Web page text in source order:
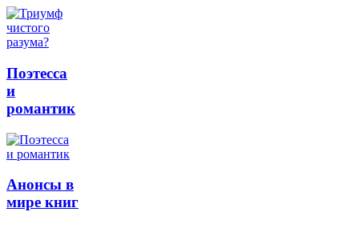
Поэтесса
и
романтик
Анонсы в
мире книг